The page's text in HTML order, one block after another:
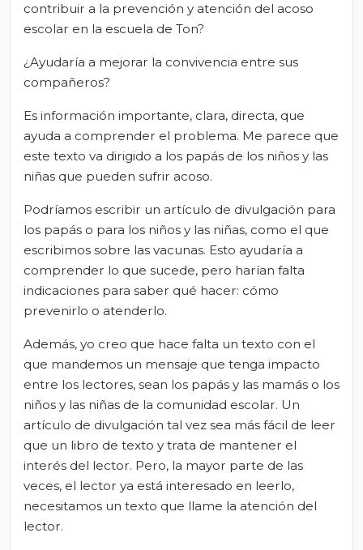
contribuir a la prevención y atención del acoso
escolar en la escuela de Ton?
¿Ayudaría a mejorar la convivencia entre sus
compañeros?
Es información importante, clara, directa, que
ayuda a comprender el problema. Me parece que
este texto va dirigido a los papás de los niños y las
niñas que pueden sufrir acoso.
Podríamos escribir un artículo de divulgación para
los papás o para los niños y las niñas, como el que
escribimos sobre las vacunas. Esto ayudaría a
comprender lo que sucede, pero harían falta
indicaciones para saber qué hacer: cómo
prevenirlo o atenderlo.
Además, yo creo que hace falta un texto con el
que mandemos un mensaje que tenga impacto
entre los lectores, sean los papás y las mamás o los
niños y las niñas de la comunidad escolar. Un
artículo de divulgación tal vez sea más fácil de leer
que un libro de texto y trata de mantener el
interés del lector. Pero, la mayor parte de las
veces, el lector ya está interesado en leerlo,
necesitamos un texto que llame la atención del
lector.